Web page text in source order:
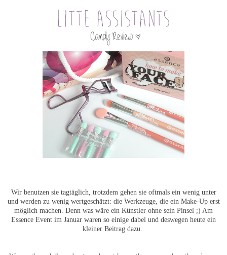
Wir benutzen sie tagtäglich, trotzdem gehen sie oftmals ein wenig unter
und werden zu wenig wertgeschätzt: die Werkzeuge, die ein Make-Up erst
möglich machen. Denn was wäre ein Künstler ohne sein Pinsel ;) Am
Essence Event im Januar waren so einige dabei und deswegen heute ein
kleiner Beitrag dazu.